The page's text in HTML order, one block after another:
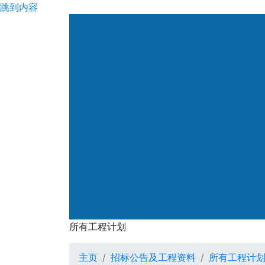
跳到内容
所有工程计划
主页 招标公告及工程资料 所有工程计划